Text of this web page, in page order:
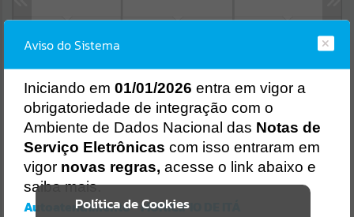
ISS/ALVARÁ
Resultados para""
PortaisPolítica de Cookies
Aviso do Sistema
Iniciando em 01/01/2026 entra em vigor a
obrigatoriedade de integração com o
Ambiente de Dados Nacional das Notas de
Serviço Eletrônicas com isso entraram em
vigor novas regras, acesse o link abaixo e
saiba mais.
Autoatendimento - MUNICIPIO DE ITÁ
Erro
Gerenciamento do Sistema
CÓDIGO DA MENSAGEM:
Ocorreu um erro de script:
Uncaught SyntaxError: Unexpected token '('
https://ita.atende.net/cidadao/pagina/static/bundle/wpo_index_2_b
ase_l2_portal_editores_sync_e14c26d9c225f7e6839456cea306af19.js
?v=1fa3919d:47
Verificar Mais Detalhes